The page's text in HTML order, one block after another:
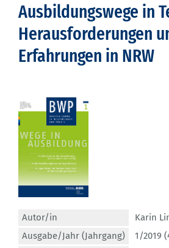
Ausbildungswege in
Herausforderungen
Erfahrungen in NRW
Autor/in
Karin
Ausgabe/Jahr (Jahrgang)
1/2019